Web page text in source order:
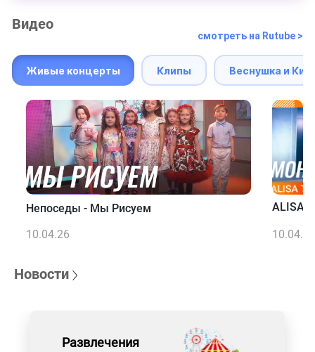
Видео
смотреть на Rutube >
Живые концерты Клипы Веснушка и
Непоседы - Мы Рисуем
10.04.26
ALISA
10.04.26
Новости
Развлечения